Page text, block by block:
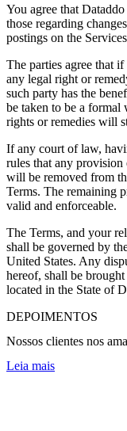
You agree that
those regarding
postings on the
The parties agree that
any legal right or
such party has the
be taken to be a formal
rights or remedies will
If any court of law,
rules that any
will be removed from
Terms. The remaining
valid and enforceable.
The Terms, and your
shall be governed by
United States. Any
hereof, shall be
located in the State of
DEPOIMENTOS
Nossos clientes nos
Leia mais